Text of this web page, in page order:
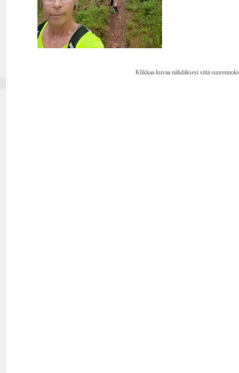
Klikkaa kuvaa nähdäksesi siitä